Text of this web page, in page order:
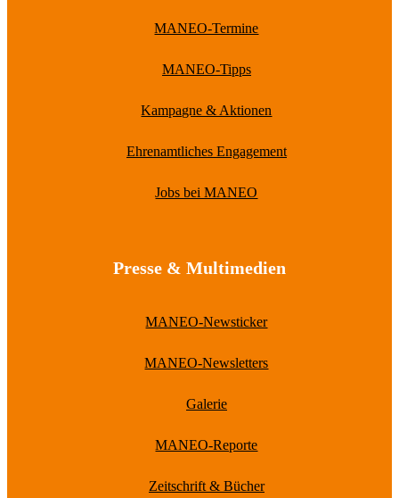
MANEO-Termine
MANEO-Tipps
Kampagne & Aktionen
Ehrenamtliches Engagement
Jobs bei MANEO
Presse & Multimedien
MANEO-Newsticker
MANEO-Newsletters
Galerie
MANEO-Reporte
Zeitschrift & Bücher